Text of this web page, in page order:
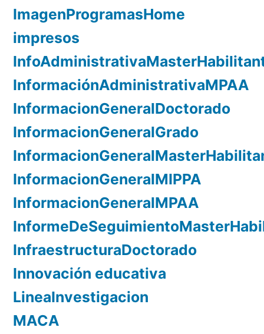
ImagenProgramasHome
impresos
InformaciónAdministrativaMPAA
InformacionGeneralDoctorado
InformacionGeneralGrado
InformacionGeneralMIPPA
InformacionGeneralMPAA
InfraestructuraDoctorado
Innovación educativa
LineaInvestigacion
MACA